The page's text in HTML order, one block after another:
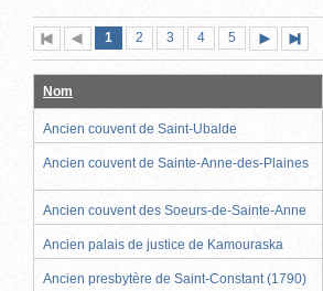
Première
page
Page
précédente
Page
1 (page
actuelle)
Page
2 Page
3 Page
4 Page
5
suivante
page
Nom
Ancien couvent de Saint-Ubalde
Ancien couvent de Sainte-Anne-des-Plaines
Ancien couvent des Soeurs-de-Sainte-Anne
Ancien palais de justice de Kamouraska
Ancien presbytère de Saint-Constant (1790)